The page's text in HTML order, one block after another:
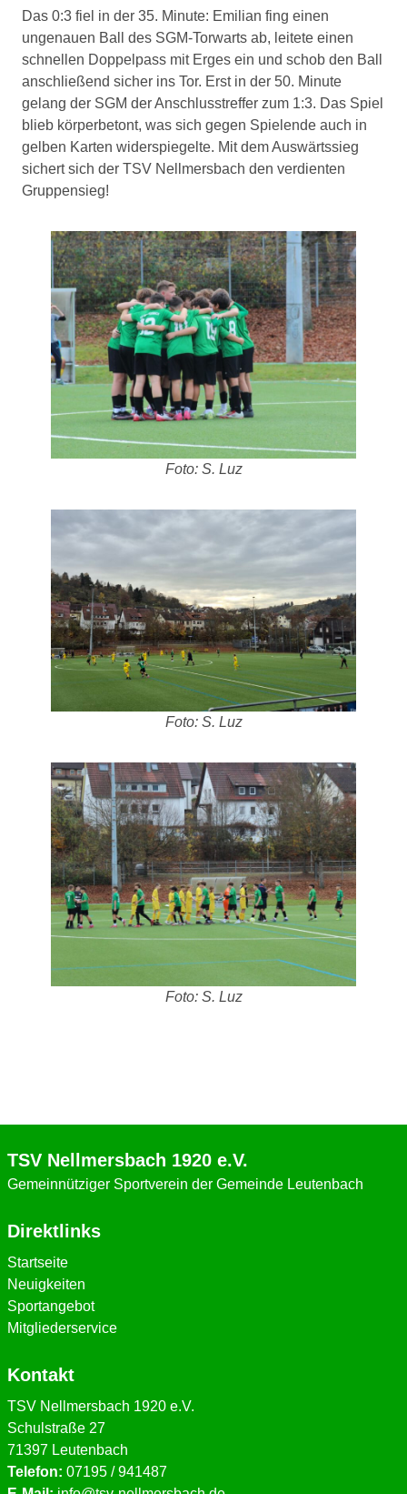
Das 0:3 fiel in der 35. Minute: Emilian fing einen
ungenauen Ball des SGM-Torwarts ab, leitete einen
schnellen Doppelpass mit Erges ein und schob den Ball
anschließend sicher ins Tor. Erst in der 50. Minute
gelang der SGM der Anschlusstreffer zum 1:3. Das Spiel
blieb körperbetont, was sich gegen Spielende auch in
gelben Karten widerspiegelte. Mit dem Auswärtssieg
sichert sich der TSV Nellmersbach den verdienten
Gruppensieg!
Foto: S. Luz
Foto: S. Luz
Foto: S. Luz
TSV Nellmersbach 1920 e.V.
Gemeinnütziger Sportverein der Gemeinde Leutenbach
Direktlinks
Startseite
Neuigkeiten
Sportangebot
Mitgliederservice
Kontakt
TSV Nellmersbach 1920 e.V.
Schulstraße 27
71397 Leutenbach
Telefon: 07195 / 941487